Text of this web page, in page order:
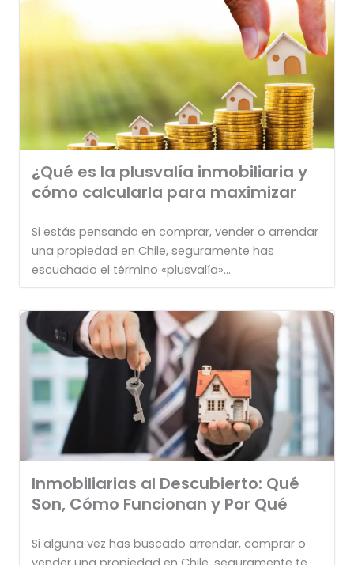
¿Qué es la plusvalía inmobiliaria y
cómo calcularla para maximizar
Si estás pensando en comprar, vender o arrendar
una propiedad en Chile, seguramente has
escuchado el término «plusvalía»...
Inmobiliarias al Descubierto: Qué
Son, Cómo Funcionan y Por Qué
Si alguna vez has buscado arrendar, comprar o